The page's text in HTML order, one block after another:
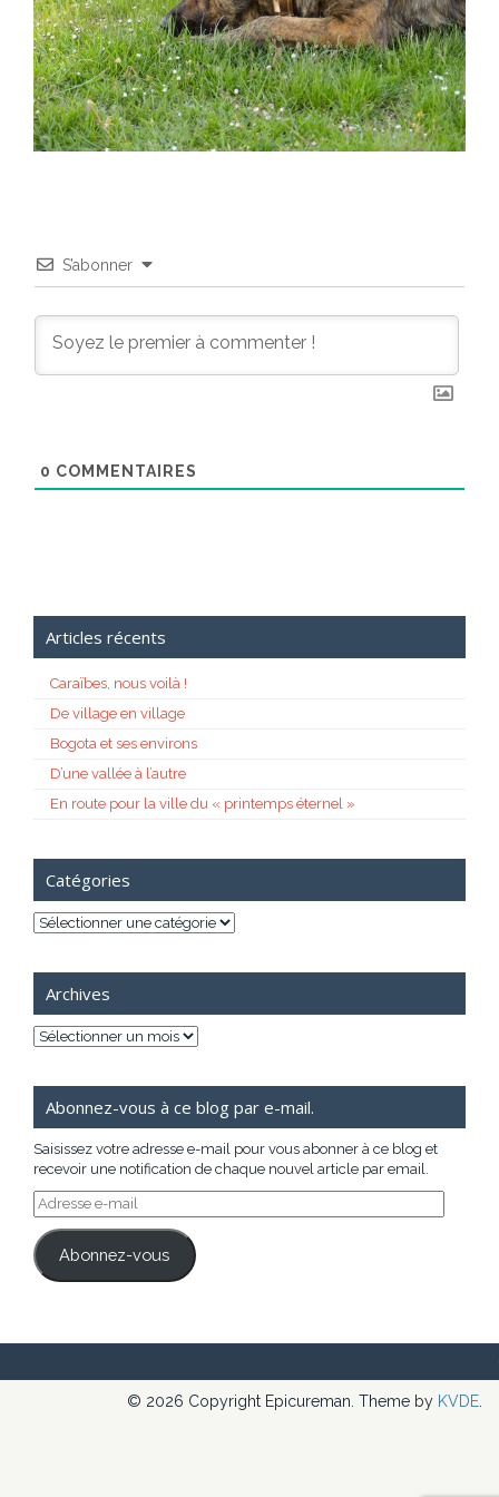
S’abonner
0 COMMENTAIRES
Articles récents
Caraïbes, nous voilà !
De village en village
Bogota et ses environs
D’une vallée à l’autre
En route pour la ville du « printemps éternel »
Catégories
Catégories
Archives
Archives
Abonnez-vous à ce blog par e-mail.
Saisissez votre adresse e-mail pour vous abonner à ce blog et
recevoir une notification de chaque nouvel article par email.
Adresse
e-
mail
Abonnez-vous
© 2026 Copyright Epicureman. Theme by KVDE